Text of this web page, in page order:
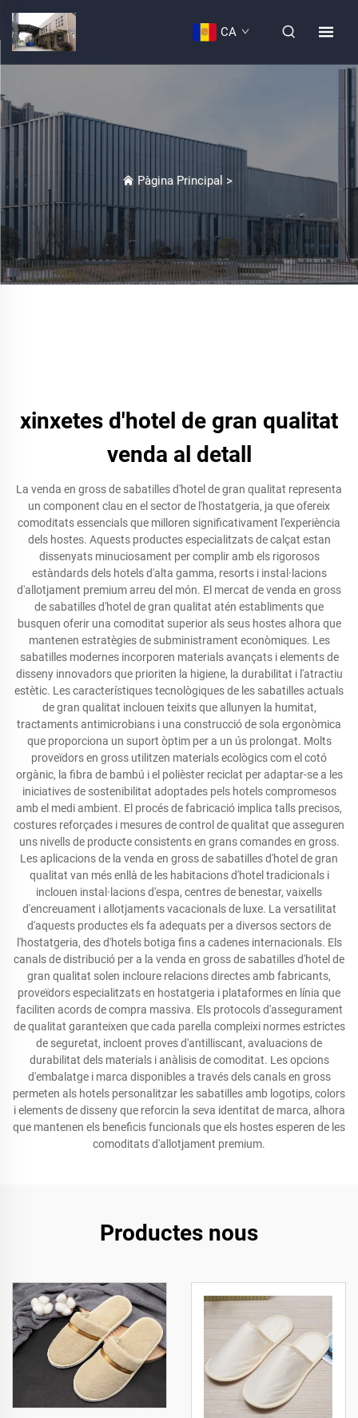
CA
Pàgina Principal >
xinxetes d'hotel de gran qualitat
venda al detall
La venda en gross de sabatilles d'hotel de gran qualitat representa
un component clau en el sector de l'hostatgeria, ja que ofereix
comoditats essencials que milloren significativament l'experiència
dels hostes. Aquests productes especialitzats de calçat estan
dissenyats minuciosament per complir amb els rigorosos
estàndards dels hotels d'alta gamma, resorts i instal·lacions
d'allotjament premium arreu del món. El mercat de venda en gross
de sabatilles d'hotel de gran qualitat atén establiments que
busquen oferir una comoditat superior als seus hostes alhora que
mantenen estratègies de subministrament econòmiques. Les
sabatilles modernes incorporen materials avançats i elements de
disseny innovadors que prioriten la higiene, la durabilitat i l'atractiu
estètic. Les característiques tecnològiques de les sabatilles actuals
de gran qualitat inclouen teixits que allunyen la humitat,
tractaments antimicrobians i una construcció de sola ergonòmica
que proporciona un suport òptim per a un ús prolongat. Molts
proveïdors en gross utilitzen materials ecològics com el cotó
orgànic, la fibra de bambú i el polièster reciclat per adaptar-se a les
iniciatives de sostenibilitat adoptades pels hotels compromesos
amb el medi ambient. El procés de fabricació implica talls precisos,
costures reforçades i mesures de control de qualitat que asseguren
uns nivells de producte consistents en grans comandes en gross.
Les aplicacions de la venda en gross de sabatilles d'hotel de gran
qualitat van més enllà de les habitacions d'hotel tradicionals i
inclouen instal·lacions d'espa, centres de benestar, vaixells
d'encreuament i allotjaments vacacionals de luxe. La versatilitat
d'aquests productes els fa adequats per a diversos sectors de
l'hostatgeria, des d'hotels botiga fins a cadenes internacionals. Els
canals de distribució per a la venda en gross de sabatilles d'hotel de
gran qualitat solen incloure relacions directes amb fabricants,
proveïdors especialitzats en hostatgeria i plataformes en línia que
faciliten acords de compra massiva. Els protocols d'assegurament
de qualitat garanteixen que cada parella compleixi normes estrictes
de seguretat, incloent proves d'antilliscant, avaluacions de
durabilitat dels materials i anàlisis de comoditat. Les opcions
d'embalatge i marca disponibles a través dels canals en gross
permeten als hotels personalitzar les sabatilles amb logotips, colors
i elements de disseny que reforcin la seva identitat de marca, alhora
que mantenen els beneficis funcionals que els hostes esperen de les
comoditats d'allotjament premium.
Productes nous